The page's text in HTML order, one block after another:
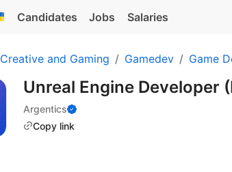
Candidates Jobs Salaries
Creative and Gaming Gamedev Game
Unreal Engine Developer
Argentics
Copy link